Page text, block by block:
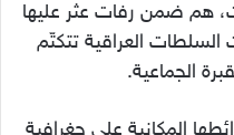
هم ضمن رفات عثر عليها
العراقية تتكتّم
الجماعية.